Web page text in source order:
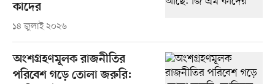
কাদের
১৪ জুলাই ২০২৬
অংশগ্রহণমূলক রাজনীতির
পরিবেশ গড়ে তোলা জরুরি: